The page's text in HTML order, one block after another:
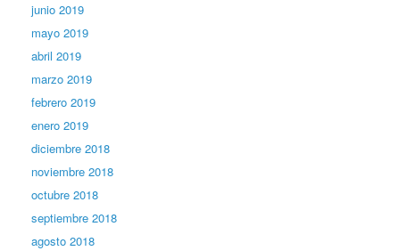
junio 2019
mayo 2019
abril 2019
marzo 2019
febrero 2019
enero 2019
diciembre 2018
noviembre 2018
octubre 2018
septiembre 2018
agosto 2018